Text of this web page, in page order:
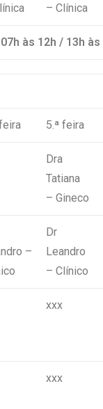
– Clínica
07h às 12h / 13h
5.ª feira
Dra
Tatiana
– Gineco
–
Dr
Leandro
– Clínico
xxx
xxx